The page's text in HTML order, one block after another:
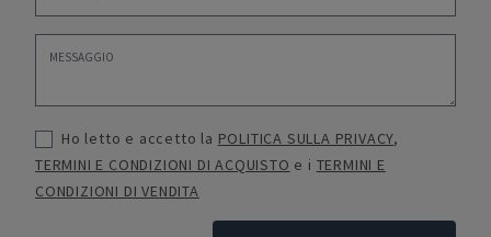
Ho letto e accetto la POLITICA SULLA PRIVACY,
TERMINI E CONDIZIONI DI ACQUISTO e i TERMINI E
CONDIZIONI DI VENDITA